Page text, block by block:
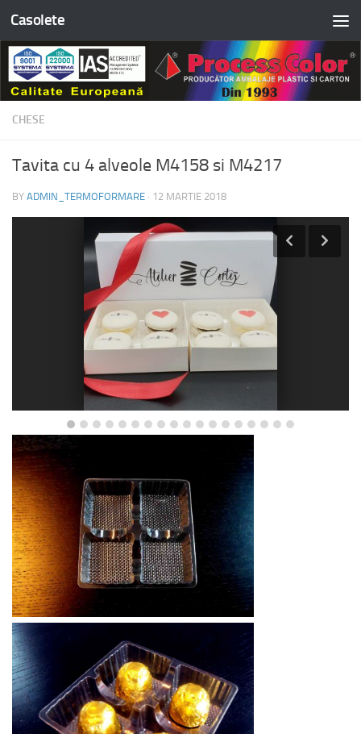
Skip to content
Casolete
CHESE
Tavita cu 4 alveole M4158 si M4217
BY ADMIN_TERMOFORMARE · 12 MARTIE 2018